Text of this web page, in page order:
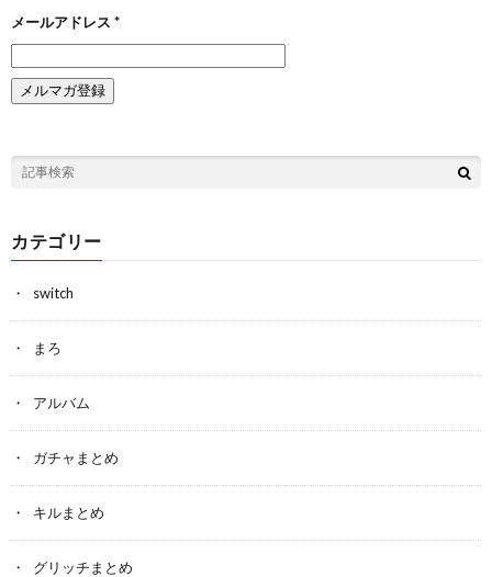
メールアドレス *
カテゴリー
switch
まろ
アルバム
ガチャまとめ
キルまとめ
グリッチまとめ